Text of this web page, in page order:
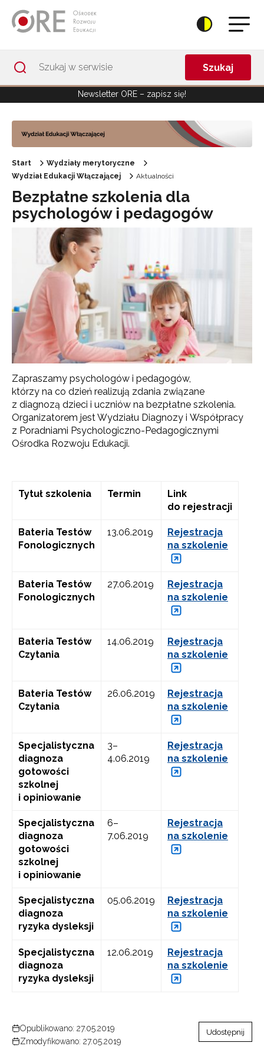
Szukaj
Newsletter ORE – zapisz się!
Start
Wydziały merytoryczne
Wydział Edukacji Włączającej
Aktualności
Bezpłatne szkolenia dla
psychologów i pedagogów
Zapraszamy psychologów i pedagogów,
którzy na co dzień realizują zdania związane
z diagnozą dzieci i uczniów na bezpłatne szkolenia.
Organizatorem jest Wydziału Diagnozy i Współpracy
z Poradniami Psychologiczno-Pedagogicznymi
Ośrodka Rozwoju Edukacji.
Tytuł szkolenia Termin
Link
do rejestracji
Bateria Testów
Fonologicznych
13.06.2019
Rejestracja
na szkolenie
Bateria Testów
Fonologicznych
27.06.2019
Rejestracja
na szkolenie
Bateria Testów
Czytania
14.06.2019
Rejestracja
na szkolenie
Bateria Testów
Czytania
26.06.2019
Rejestracja
na szkolenie
Specjalistyczna
diagnoza
gotowości
szkolnej
i opiniowanie
3–
4.06.2019
Rejestracja
na szkolenie
Specjalistyczna
diagnoza
gotowości
szkolnej
i opiniowanie
6–
7.06.2019
Rejestracja
na szkolenie
Specjalistyczna
diagnoza
ryzyka dysleksji
05.06.2019
Rejestracja
na szkolenie
Specjalistyczna
diagnoza
ryzyka dysleksji
12.06.2019
Rejestracja
na szkolenie
Opublikowano: 27.05.2019
Zmodyfikowano: 27.05.2019
Udostępnij